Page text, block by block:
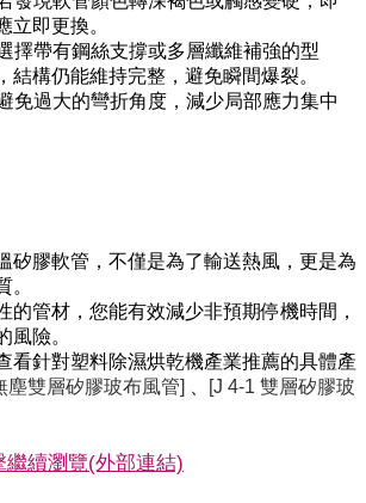
立即更換。
擇帶有鋼絲支撐或多層纖維補強的型
結構仍能維持完整，避免瞬間爆裂。
免過大的彎折角度，減少局部應力集中
矽膠軟管，不僅是為了輸送熱風，更是為
。
的管材，您能有效減少非預期停機時間，
風險。
看針對塑料除濕烘乾機產業推薦的具體產
塵雙層矽膠玻布風管]
[J 4-1 雙層矽膠玻
繼續瀏覽(外部連結)